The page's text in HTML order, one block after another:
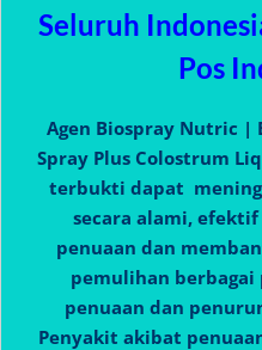
Seluruh
Pos
Agen Biospray Nutric |
Spray Plus Colostrum
terbukti dapat
secara alami,
penuaan dan
pemulihan
penuaan dan
Penyakit akibat